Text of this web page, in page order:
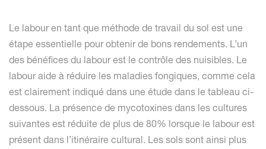
Le labour en tant que méthode de travail du sol est une
étape essentielle pour obtenir de bons rendements. L’un
des bénéfices du labour est le contrôle des nuisibles. Le
labour aide à réduire les maladies fongiques, comme cela
est clairement indiqué dans une étude dans le tableau ci-
dessous. La présence de mycotoxines dans les cultures
suivantes est réduite de plus de 80% lorsque le labour est
présent dans l’itinéraire cultural. Les sols sont ainsi plus